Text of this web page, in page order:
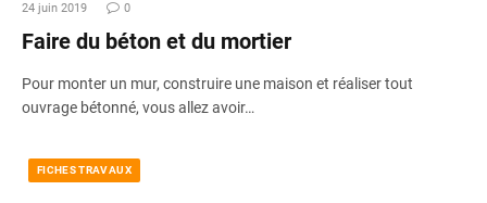
24 juin 2019 0
Faire du béton et du mortier
Pour monter un mur, construire une maison et réaliser tout
ouvrage bétonné, vous allez avoir…
FICHES TRAVAUX